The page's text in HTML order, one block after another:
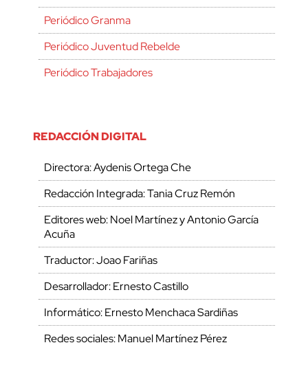
Periódico Granma
Periódico Juventud Rebelde
Periódico Trabajadores
REDACCIÓN DIGITAL
Directora: Aydenis Ortega Che
Redacción Integrada: Tania Cruz Remón
Editores web: Noel Martínez y Antonio García
Acuña
Traductor: Joao Fariñas
Desarrollador: Ernesto Castillo
Informático: Ernesto Menchaca Sardiñas
Redes sociales: Manuel Martínez Pérez